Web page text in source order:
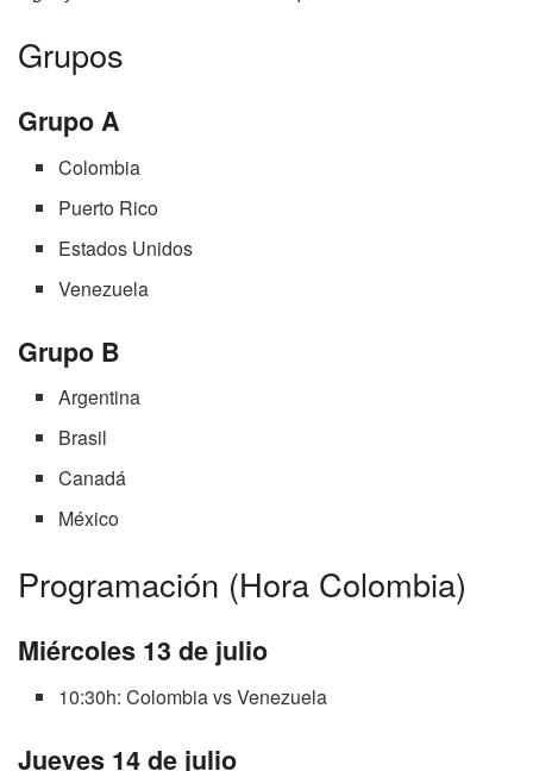
Grupos
Grupo A
Colombia
Puerto Rico
Estados Unidos
Venezuela
Grupo B
Argentina
Brasil
Canadá
México
Programación (Hora Colombia)
Miércoles 13 de julio
10:30h: Colombia vs Venezuela
Jueves 14 de julio